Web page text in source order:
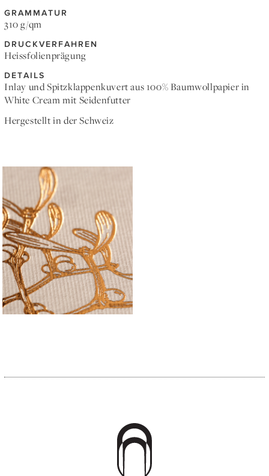
GRAMMATUR
310 g/qm
DRUCKVERFAHREN
Heissfolienprägung
DETAILS
Inlay und Spitzklappenkuvert aus 100% Baumwollpapier in
White Cream mit Seidenfutter
Hergestellt in der Schweiz